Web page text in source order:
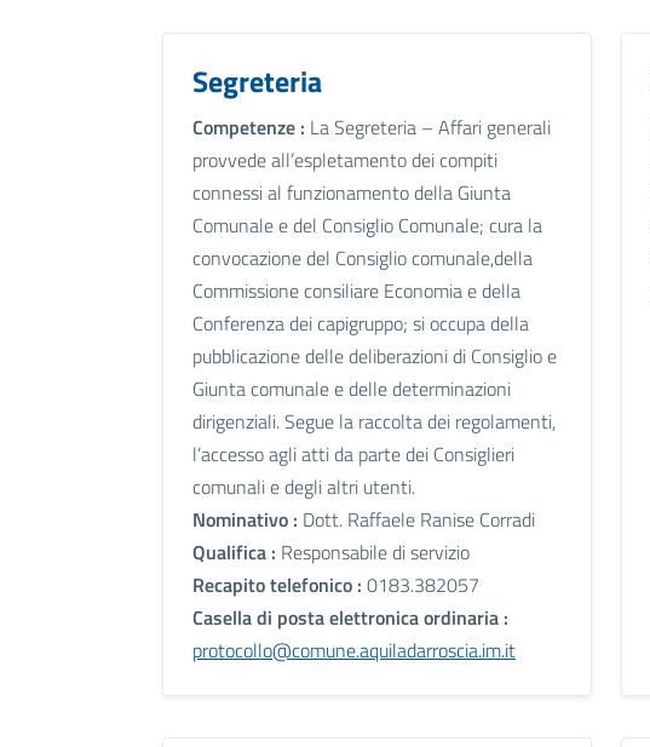
Segreteria
Competenze : La Segreteria – Affari generali
provvede all’espletamento dei compiti
connessi al funzionamento della Giunta
Comunale e del Consiglio Comunale; cura la
convocazione del Consiglio comunale,della
Commissione consiliare Economia e della
Conferenza dei capigruppo; si occupa della
pubblicazione delle deliberazioni di Consiglio e
Giunta comunale e delle determinazioni
dirigenziali. Segue la raccolta dei regolamenti,
l’accesso agli atti da parte dei Consiglieri
comunali e degli altri utenti.
Nominativo : Dott. Raffaele Ranise Corradi
Qualifica : Responsabile di servizio
Recapito telefonico : 0183.382057
Casella di posta elettronica ordinaria :
protocollo@comune.aquiladarroscia.im.it